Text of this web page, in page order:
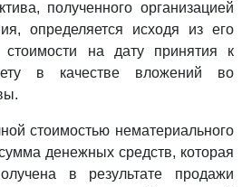
полученного организацией
определяется исходя из его
на дату принятия к
в качестве вложений во
стоимостью нематериального
денежных средств, которая
в результате продажи